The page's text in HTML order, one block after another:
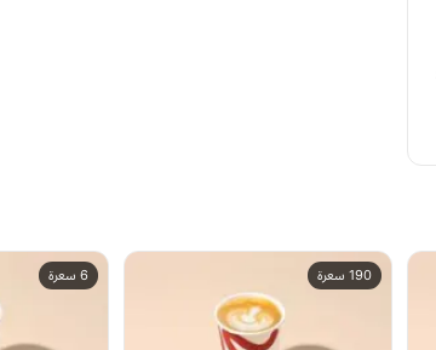
190 سعرة 6 سعرة